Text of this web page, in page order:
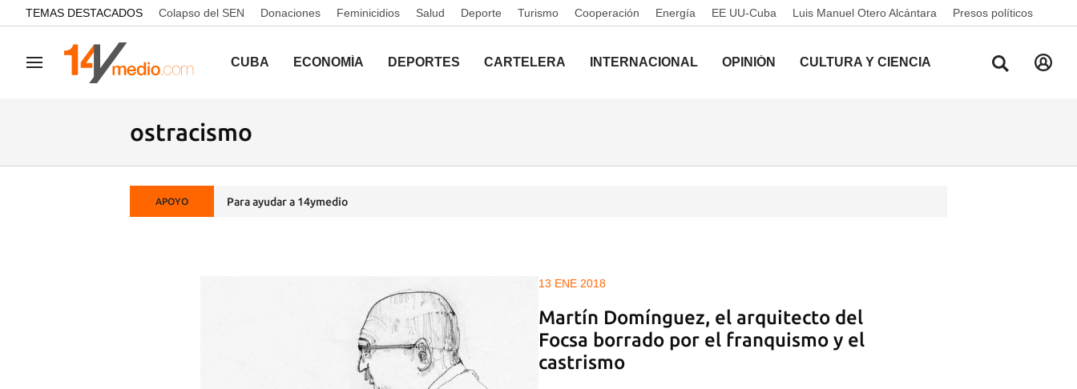
common.go-to-content
TEMAS DESTACADOS Colapso del SEN Donaciones Feminicidios Salud Deporte Turismo Cooperación Energía EE UU-Cuba Luis Manuel Otero Alcántara Presos políticos
Navegación CUBA ECONOMÍA DEPORTES CARTELERA INTERNACIONAL OPINIÓN CULTURA Y CIENCIA
ostracismo
APOYO Para ayudar a 14ymedio
13 ENE 2018
Martín Domínguez, el arquitecto del
Focsa borrado por el franquismo y el
castrismo